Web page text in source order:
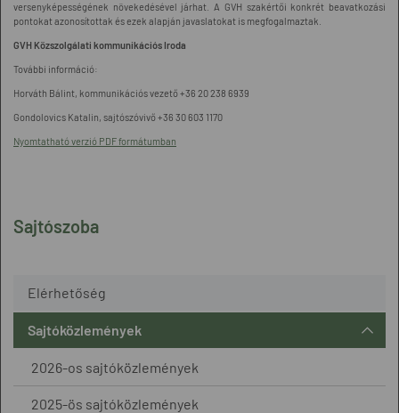
Sajtószoba
Elérhetőség
Sajtóközlemények
2026-os sajtóközlemények
2025-ös sajtóközlemények
versenyképességének növekedésével járhat. A GVH szakértői konkrét beavatkozási
pontokat azonosítottak és ezek alapján javaslatokat is megfogalmaztak.
GVH Közszolgálati kommunikációs Iroda
További információ:
Horváth Bálint, kommunikációs vezető +36 20 238 6939
Gondolovics Katalin, sajtószóvivő +36 30 603 1170
Nyomtatható verzió PDF formátumban